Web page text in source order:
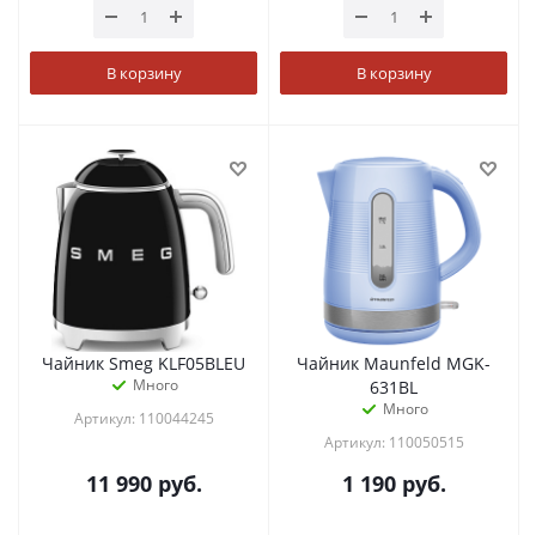
В корзину В корзину
Чайник Smeg KLF05BLEU
Много
Артикул: 110044245
11 990руб.
Чайник Maunfeld MGK-
631BL
Много
Артикул: 110050515
1 190руб.